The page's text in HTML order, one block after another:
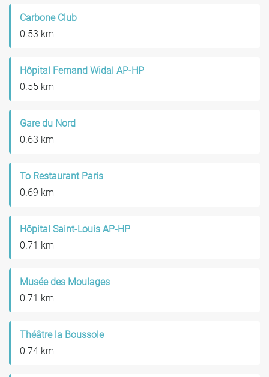
Carbone Club
0.53 km
Hôpital Fernand Widal AP-HP
0.55 km
Gare du Nord
0.63 km
To Restaurant Paris
0.69 km
Hôpital Saint-Louis AP-HP
0.71 km
Musée des Moulages
0.71 km
Théâtre la Boussole
0.74 km